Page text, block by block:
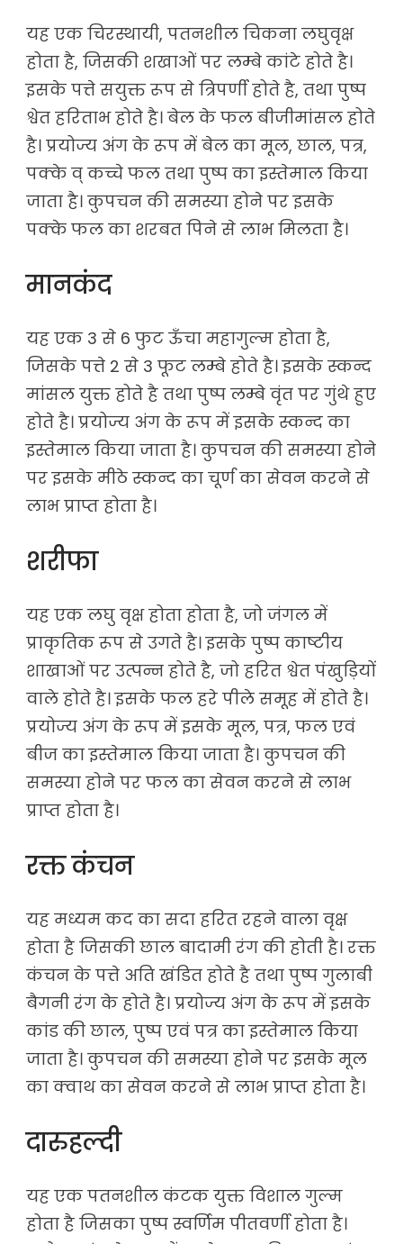
यह एक चिरस्थायी, पतनशील चिकना लघुवृक्ष
होता है, जिसकी शखाओं पर लम्बे कांटे होते है।
इसके पत्ते सयुक्त रूप से त्रिपर्णी होते है, तथा पुष्प
श्वेत हरिताभ होते है। बेल के फल बीजीमांसल होते
है। प्रयोज्य अंग के रूप में बेल का मूल, छाल, पत्र,
पक्के व् कच्चे फल तथा पुष्प का इस्तेमाल किया
जाता है। कुपचन की समस्या होने पर इसके
पक्के फल का शरबत पिने से लाभ मिलता है।
मानकंद
यह एक 3 से 6 फुट ऊँचा महागुल्म होता है,
जिसके पत्ते 2 से 3 फूट लम्बे होते है। इसके स्कन्द
मांसल युक्त होते है तथा पुष्प लम्बे वृंत पर गुंथे हुए
होते है। प्रयोज्य अंग के रूप में इसके स्कन्द का
इस्तेमाल किया जाता है। कुपचन की समस्या होने
पर इसके मीठे स्कन्द का चूर्ण का सेवन करने से
लाभ प्राप्त होता है।
शरीफा
यह एक लघु वृक्ष होता होता है, जो जंगल में
प्राकृतिक रूप से उगते है। इसके पुष्प काष्टीय
शाखाओं पर उत्पन्न होते है, जो हरित श्वेत पंखुड़ियों
वाले होते है। इसके फल हरे पीले समूह में होते है।
प्रयोज्य अंग के रूप में इसके मूल, पत्र, फल एवं
बीज का इस्तेमाल किया जाता है। कुपचन की
समस्या होने पर फल का सेवन करने से लाभ
प्राप्त होता है।
रक्त कंचन
यह मध्यम कद का सदा हरित रहने वाला वृक्ष
होता है जिसकी छाल बादामी रंग की होती है। रक्त
कंचन के पत्ते अति खंडित होते है तथा पुष्प गुलाबी
बैगनी रंग के होते है। प्रयोज्य अंग के रूप में इसके
कांड की छाल, पुष्प एवं पत्र का इस्तेमाल किया
जाता है। कुपचन की समस्या होने पर इसके मूल
का क्वाथ का सेवन करने से लाभ प्राप्त होता है।
दारुहल्दी
यह एक पतनशील कंटक युक्त विशाल गुल्म
होता है जिसका पुष्प स्वर्णिम पीतवर्णी होता है।